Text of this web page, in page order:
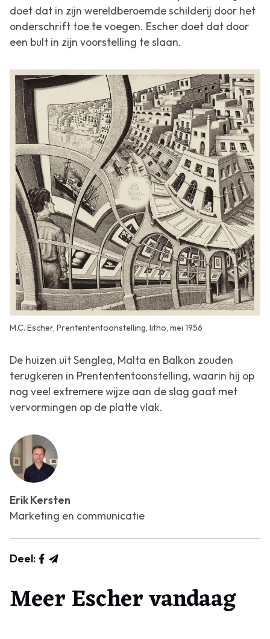
doet dat in zijn wereldberoemde schilderij door het
onderschrift toe te voegen. Escher doet dat door
een bult in zijn voorstelling te slaan.
M.C. Escher, Prentententoonstelling, litho, mei 1956
De huizen uitSenglea, Malta en Balkon zouden
terugkeren in Prentententoonstelling, waarin hij op
nog veel extremere wijze aan de slag gaat met
vervormingen op de platte vlak.
Erik Kersten
Marketing en communicatie
Deel:
Meer Escher vandaag